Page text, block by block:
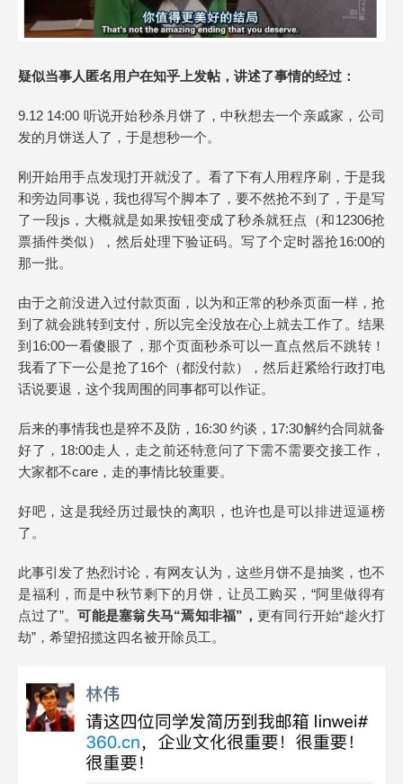
疑似当事人匿名用户在知乎上发帖，讲述了事情的经过：
9.12 14:00 听说开始秒杀月饼了，中秋想去一个亲戚家，公司
发的月饼送人了，于是想秒一个。
刚开始用手点发现打开就没了。看了下有人用程序刷，于是我
和旁边同事说，我也得写个脚本了，要不然抢不到了，于是写
了一段js，大概就是如果按钮变成了秒杀就狂点（和12306抢
票插件类似），然后处理下验证码。写了个定时器抢16:00的
那一批。
由于之前没进入过付款页面，以为和正常的秒杀页面一样，抢
到了就会跳转到支付，所以完全没放在心上就去工作了。结果
到16:00一看傻眼了，那个页面秒杀可以一直点然后不跳转！
我看了下一公是抢了16个（都没付款），然后赶紧给行政打电
话说要退，这个我周围的同事都可以作证。
后来的事情我也是猝不及防，16:30 约谈，17:30解约合同就备
好了，18:00走人，走之前还特意问了下需不需要交接工作，
大家都不care，走的事情比较重要。
好吧，这是我经历过最快的离职，也许也是可以排进逗逼榜
了。
此事引发了热烈讨论，有网友认为，这些月饼不是抽奖，也不
是福利，而是中秋节剩下的月饼，让员工购买，“阿里做得有
点过了”。可能是塞翁失马“焉知非福”， 更有同行开始“趁火打
劫”，希望招揽这四名被开除员工。